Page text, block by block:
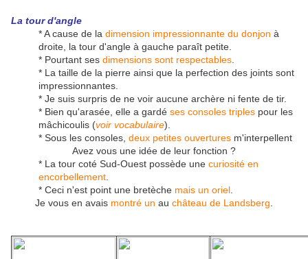
La tour d'angle
* A cause de la dimension impressionnante du donjon à
droite, la tour d'angle à gauche paraît petite.
* Pourtant ses dimensions sont respectables
* La taille de la pierre ainsi que la perfection des joints sont
impressionnantes.
* Je suis surpris de ne voir aucune archère ni fente de tir.
* Bien qu'arasée, elle a gardé ses consoles triples pour les
mâchicoulis (voir vocabulaire).
* Sous les consoles, deux petites ouvertures m'interpellent
Avez vous une idée de leur fonction ?
* La tour coté Sud-Ouest possède une curiosité en
encorbellement
* Ceci n'est point une bretèche mais un oriel
Je vous en avais montré un au château de Landsberg